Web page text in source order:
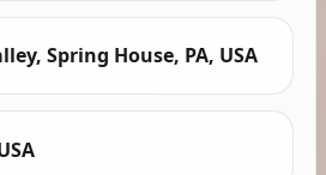
Spring House, PA, USA